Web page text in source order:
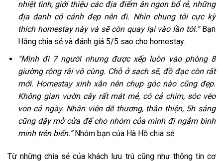
nhiệt tình, giới thiệu các địa điểm ăn ngon bổ rẻ, những
địa danh có cảnh đẹp nên đi. Nhìn chung tôi cực kỳ
thích homestay này và sẽ còn quay lại vào lần tới.” Bạn
Hằng chia sẻ và đánh giá 5/5 sao cho homestay.
“Mình đi 7 người nhưng được xếp luôn vào phòng 8
giường rộng rãi vô cùng. Chỗ ở sạch sẽ, đồ đạc còn rất
mới. Homestay xinh xắn nên chụp góc nào cũng đẹp.
Không gian vườn cây rất mát mẻ, có cả chim, sóc véo
von cả ngày. Nhân viên dễ thương, thân thiện, 5h sáng
cũng dậy mở cửa để cho nhóm của mình đi ngắm bình
minh trên biển.”Nhóm bạn của Hà Hồ chia sẻ.
Từ những chia sẻ của khách lưu trú cũng như thông tin cơ